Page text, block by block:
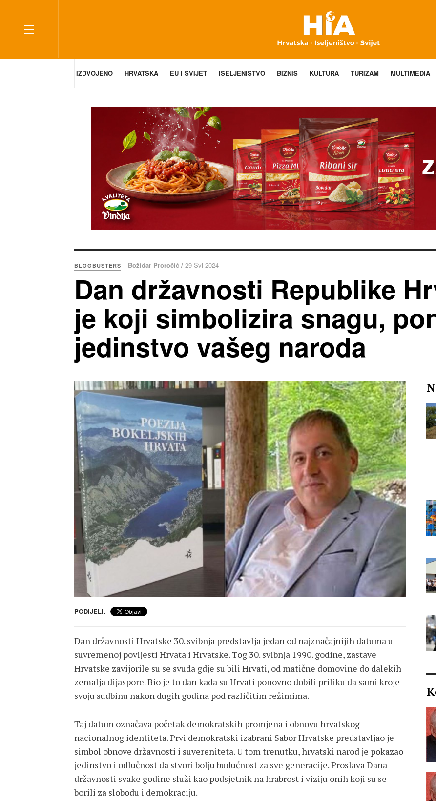
IZDVOJENO HRVATSKA EU I SVIJET ISELJENIŠTVO BIZNIS KULTURA TURIZAM MULTIMEDIA
BLOGBUSTERS Božidar Proročić / 29 Svi 2024
Dan državnosti Republike
je koji simbolizira snagu,
jedinstvo vašeg naroda
PODIJELI:
Dan državnosti Hrvatske 30. svibnja predstavlja jedan od najznačajnijih datuma u
suvremenoj povijesti Hrvata i Hrvatske. Tog 30. svibnja 1990. godine, zastave
Hrvatske zavijorile su se svuda gdje su bili Hrvati, od matične domovine do dalekih
zemalja dijaspore. Bio je to dan kada su Hrvati ponovno dobili priliku da sami kroje
svoju sudbinu nakon dugih godina pod različitim režimima.
Taj datum označava početak demokratskih promjena i obnovu hrvatskog
nacionalnog identiteta. Prvi demokratski izabrani Sabor Hrvatske predstavljao je
simbol obnove državnosti i suvereniteta. U tom trenutku, hrvatski narod je pokazao
jedinstvo i odlučnost da stvori bolju budućnost za sve generacije. Proslava Dana
državnosti svake godine služi kao podsjetnik na hrabrost i viziju onih koji su se
borili za slobodu i demokraciju.